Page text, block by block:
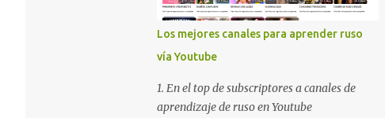
Los mejores canales para aprender ruso
vía Youtube
1. En el top de subscriptores a canales de
aprendizaje de ruso en Youtube